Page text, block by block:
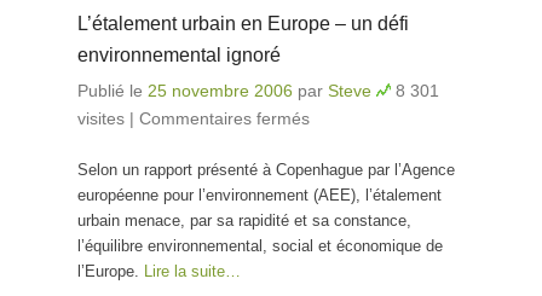
L’étalement urbain en Europe – un défi
environnemental ignoré
Publié le 25 novembre 2006 par Steve
8 301
visites | Commentaires fermés
environnemental
ignoré
Selon un rapport présenté à Copenhague par l’Agence
européenne pour l’environnement (AEE), l’étalement
urbain menace, par sa rapidité et sa constance,
l’équilibre environnemental, social et économique de
l’Europe. Lire la suite…